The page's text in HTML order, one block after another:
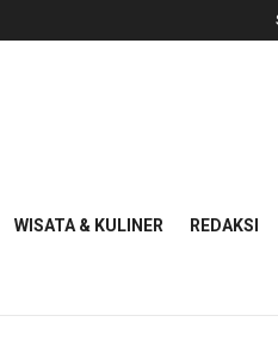
WISATA & KULINER REDAKSI